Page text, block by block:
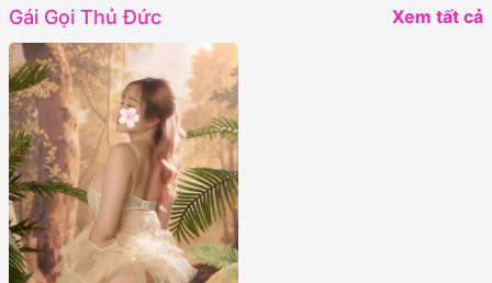
Gái Gọi Thủ Đức Xem tất cả